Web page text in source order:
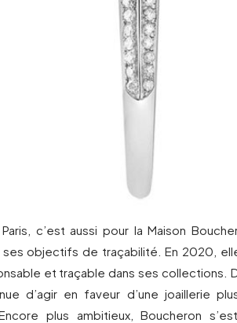
c’est aussi pour la Maison
ses objectifs de traçabilité. En 2020,
et traçable dans ses collections.
d’agir en faveur d’une joaillerie
plus ambitieux, Boucheron